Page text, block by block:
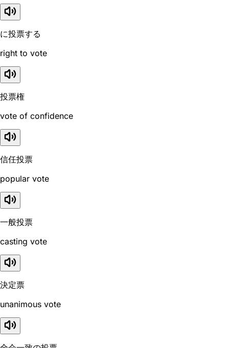
に投票する
right to vote
投票権
vote of confidence
信任投票
popular vote
一般投票
casting vote
決定票
unanimous vote